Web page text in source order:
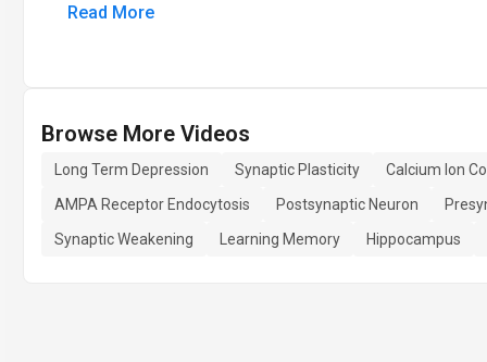
Read More
Browse More Videos
Long Term Depression Synaptic Plasticity
Calcium Ion
AMPA Receptor Endocytosis
Postsynaptic Neuron
Synaptic Weakening
Learning Memory Hippocampus